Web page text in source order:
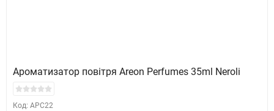
Ароматизатор повітря Areon Perfumes 35ml Neroli
Код: APC22